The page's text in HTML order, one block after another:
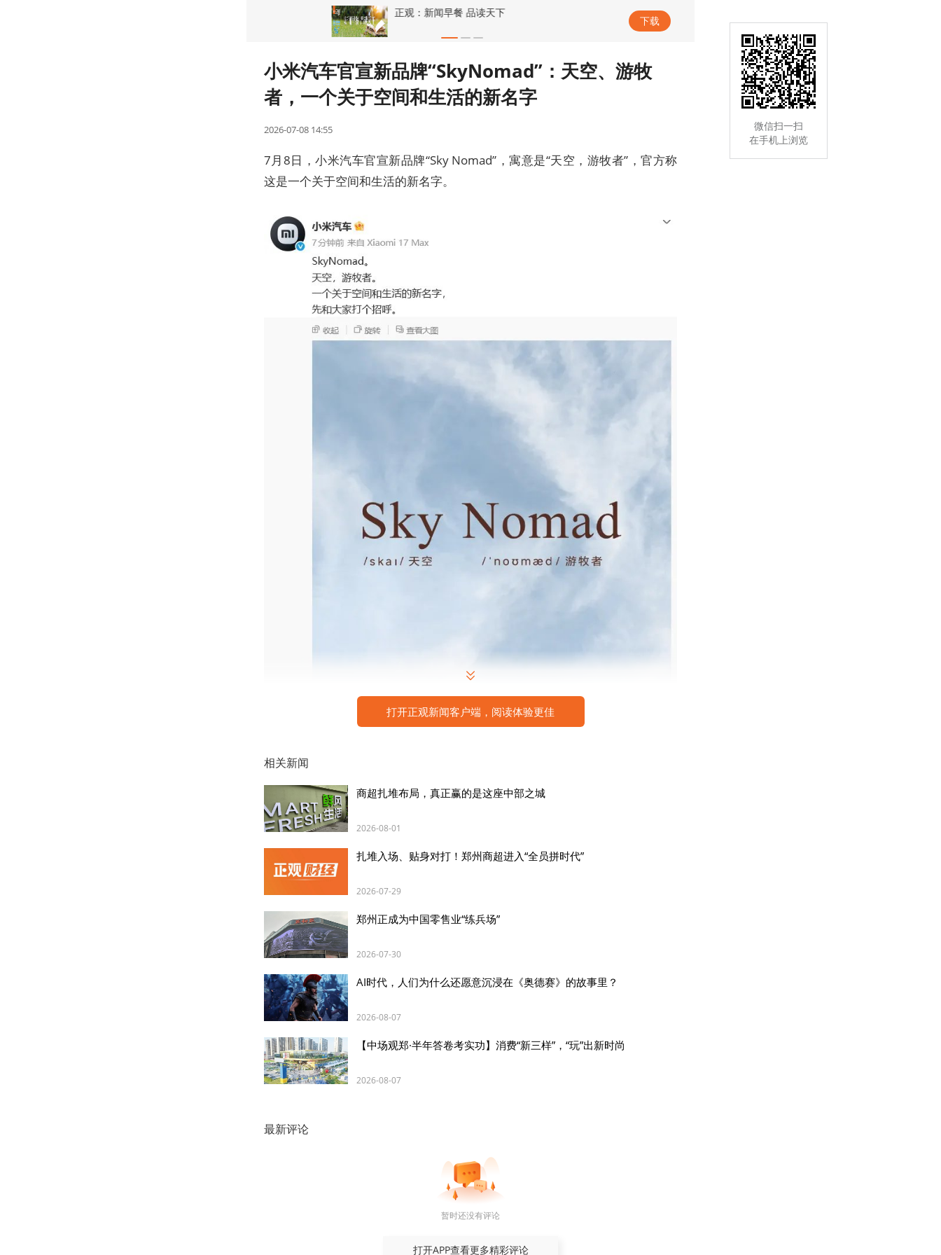
正观：新闻早餐 品读天下
下载
小米汽车官宣新品牌“SkyNomad”：天空、游牧
者，一个关于空间和生活的新名字
2026-07-08 14:55
7月8日，小米汽车官宣新品牌“Sky Nomad”，寓意是“天空，游牧者”，官方称
这是一个关于空间和生活的新名字。
值得注意的是，小米最近还注册了一个名为“小米澎程”的公众号，头像显示
SkyNomad以及小米澎程，推测澎程就是新品牌的中文名。
此前一直传闻小米增程车定名寻天，小米早在2023年4月便提交“寻天”储备商
标，2024年11日补充注册SKYNOMAD英文商标。
打开正观新闻客户端，阅读体验更佳
相关新闻
商超扎堆布局，真正赢的是这座中部之城
2026-08-01
扎堆入场、贴身对打！郑州商超进入“全员拼时代”
2026-07-29
郑州正成为中国零售业“练兵场”
2026-07-30
AI时代，人们为什么还愿意沉浸在《奥德赛》的故事里？
2026-08-07
【中场观郑·半年答卷考实功】消费“新三样”，“玩”出新时尚
2026-08-07
最新评论
暂时还没有评论
打开APP查看更多精彩评论
微信扫一扫
在手机上浏览